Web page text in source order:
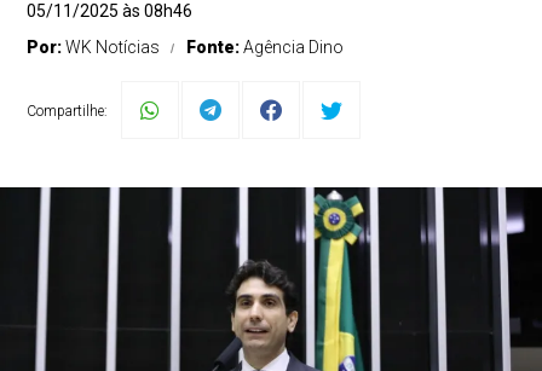
05/11/2025 às 08h46
Por:WK Notícias Fonte:Agência Dino
Compartilhe: